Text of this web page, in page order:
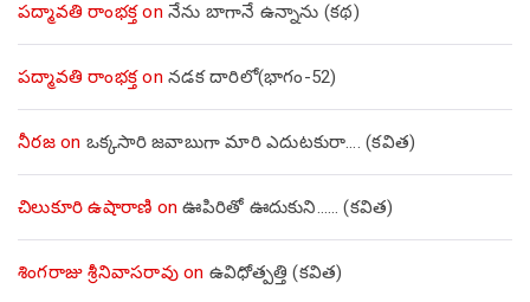
పద్మావతి రాంభక్తon నేను బాగానే ఉన్నాను (క‌థ‌)
పద్మావతి రాంభక్తon నడక దారిలో(భాగం-52)
నీరజon ఒక్కసారి జవాబుగా మారి ఎదుటకురా…. (కవిత)
చిలుకూరి ఉషారాణి onఊపిరితో ఊదుకుని…… (కవిత)
శింగరాజు శ్రీనివాసరావుon ఉవిధోత్పత్తి (కవిత)